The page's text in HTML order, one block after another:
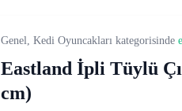
Genel, Kedi Oyuncakları kategorisinde
Eastland İpli Tüylü
cm)